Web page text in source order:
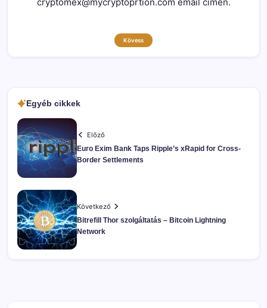
cryptomex@mycryptoprtion.com email címen.
Kövess
Egyéb cikkek
Előző
Euro Exim Bank Taps Ripple’s xRapid for Cross-
Border Settlements
Következő
Bitrefill Thor szolgáltatás – Bitcoin Lightning
Network